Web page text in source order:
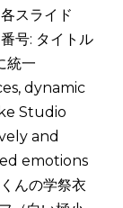
スライド
号: タイトル
統一
dynamic
Studio
and
emotions
んの学祭衣